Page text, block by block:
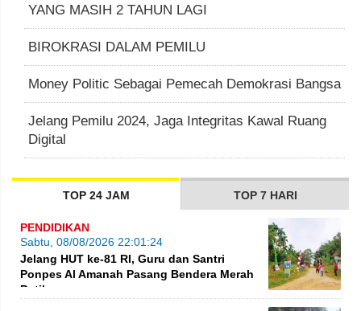
YANG MASIH 2 TAHUN LAGI
BIROKRASI DALAM PEMILU
Money Politic Sebagai Pemecah Demokrasi Bangsa
Jelang Pemilu 2024, Jaga Integritas Kawal Ruang
Digital
TOP 24 JAM TOP 7 HARI
PENDIDIKAN
Sabtu, 08/08/2026 22:01:24
Jelang HUT ke-81 RI, Guru dan Santri
Ponpes Al Amanah Pasang Bendera Merah
Putih